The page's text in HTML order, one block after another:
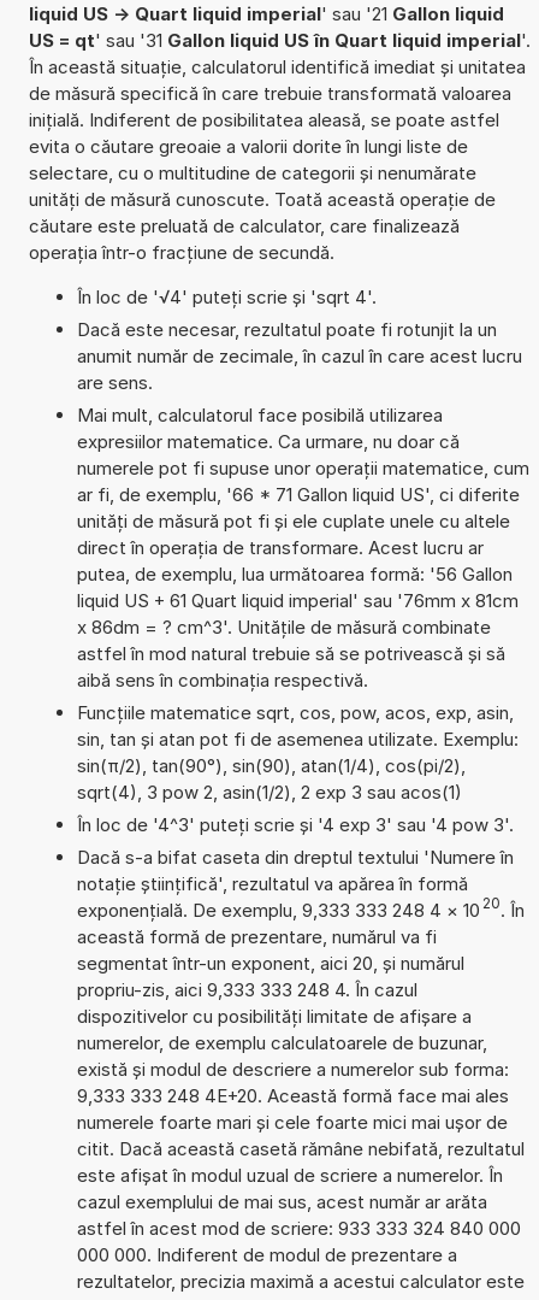
liquid US -> Quart liquid imperial' sau '21 Gallon liquid
US = qt' sau '31 Gallon liquid US în Quart liquid imperial'.
În această situație, calculatorul identifică imediat și unitatea
de măsură specifică în care trebuie transformată valoarea
inițială. Indiferent de posibilitatea aleasă, se poate astfel
evita o căutare greoaie a valorii dorite în lungi liste de
selectare, cu o multitudine de categorii și nenumărate
unități de măsură cunoscute. Toată această operație de
căutare este preluată de calculator, care finalizează
operația într-o fracțiune de secundă.
În loc de '√4' puteți scrie și 'sqrt 4'.
Dacă este necesar, rezultatul poate fi rotunjit la un
anumit număr de zecimale, în cazul în care acest lucru
are sens.
Mai mult, calculatorul face posibilă utilizarea
expresiilor matematice. Ca urmare, nu doar că
numerele pot fi supuse unor operații matematice, cum
ar fi, de exemplu, '66 * 71 Gallon liquid US', ci diferite
unități de măsură pot fi și ele cuplate unele cu altele
direct în operația de transformare. Acest lucru ar
putea, de exemplu, lua următoarea formă: '56 Gallon
liquid US + 61 Quart liquid imperial' sau '76mm x 81cm
x 86dm = ? cm^3'. Unitățile de măsură combinate
astfel în mod natural trebuie să se potrivească și să
aibă sens în combinația respectivă.
Funcțiile matematice sqrt, cos, pow, acos, exp, asin,
sin, tan și atan pot fi de asemenea utilizate. Exemplu:
sin(π/2), tan(90°), sin(90), atan(1/4), cos(pi/2),
sqrt(4), 3 pow 2, asin(1/2), 2 exp 3 sau acos(1)
În loc de '4^3' puteți scrie și '4 exp 3' sau '4 pow 3'.
Dacă s-a bifat caseta din dreptul textului 'Numere în
notație științifică', rezultatul va apărea în formă
exponențială. De exemplu, 9,333 333 248 4 × 10 20. În
această formă de prezentare, numărul va fi
segmentat într-un exponent, aici 20, și numărul
propriu-zis, aici 9,333 333 248 4. În cazul
dispozitivelor cu posibilități limitate de afișare a
numerelor, de exemplu calculatoarele de buzunar,
există și modul de descriere a numerelor sub forma:
9,333 333 248 4E+20. Această formă face mai ales
numerele foarte mari și cele foarte mici mai ușor de
citit. Dacă această casetă rămâne nebifată, rezultatul
este afișat în modul uzual de scriere a numerelor. În
cazul exemplului de mai sus, acest număr ar arăta
astfel în acest mod de scriere: 933 333 324 840 000
000 000. Indiferent de modul de prezentare a
rezultatelor, precizia maximă a acestui calculator este